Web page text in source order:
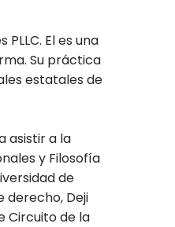
El es una
Su práctica
estatales de
asistir a la
y Filosofía
de
derecho, Deji
Circuito de la